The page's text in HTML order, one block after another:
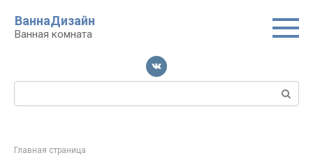
контенту
ВаннаДизайн
Ванная комната
Поиск:
Главная страница